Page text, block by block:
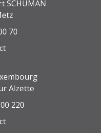
SCHUMAN
70
Alzette
220